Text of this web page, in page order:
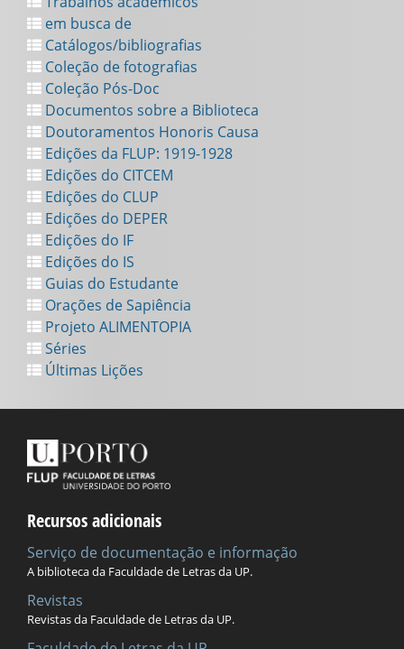
em busca de
Catálogos/bibliografias
Coleção de fotografias
Coleção Pós-Doc
Documentos sobre a Biblioteca
Doutoramentos Honoris Causa
Edições da FLUP: 1919-1928
Edições do CITCEM
Edições do CLUP
Edições do DEPER
Edições do IF
Edições do IS
Guias do Estudante
Orações de Sapiência
Projeto ALIMENTOPIA
Séries
Últimas Lições
Recursos adicionais
Serviço de documentação e informação
A biblioteca da Faculdade de Letras da UP.
Revistas
Revistas da Faculdade de Letras da UP.